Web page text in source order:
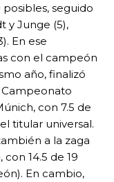
seguido
y Junge (5),
En ese
con el campeón
año, finalizó
con 7.5 de
titular universal.
a la zaga
14.5 de 19
En cambio,